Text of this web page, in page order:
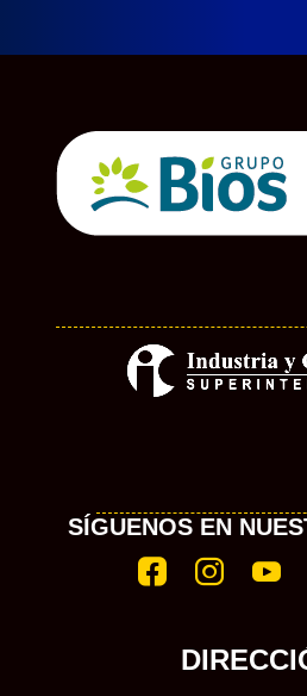
SÍGUENOS EN